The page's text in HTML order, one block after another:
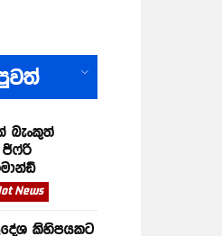
බැංකුත්
News
කිහිපයකට